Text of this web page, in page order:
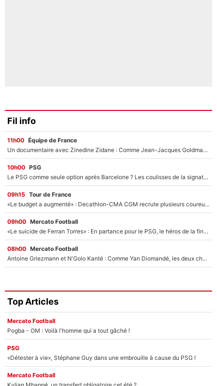
Fil info
11h00 Équipe de France
Un documentaire avec Zinedine Zidane : Comme Jean-Jacques Goldman et Mylène Farmer, le nouveau sélectionneur de l'équipe de France a recalé une journaliste très connue
10h00 PSG
Le PSG comme seule option après Barcelone ? Les coulisses de la signature historique de Lionel Messi sont révélées au grand jour !
09h15 Tour de France
«Le budget a augmenté» : Decathlon-CMA CGM recrute plusieurs coureurs pour offrir à Paul Seixas une équipe pour gagner le Tour de France 2027
09h00 Mercato Football
«Le suicide de Ferran Torres» : En partance pour le PSG, le héros de la finale de la Coupe du monde s'attire les foudres de la presse espagnole !
08h00 Mercato Football
Antoine Griezmann et N'Golo Kanté : Comme Yan Diomandé, les deux champions du monde ont refusé de signer au PSG !
Top Articles
Mercato Football
Pogba - OM : Voilà l'homme qui a tout gâché !
PSG
«Détester à vie», Stéphane Guy dans une embrouille à cause du PSG !
Mercato Football